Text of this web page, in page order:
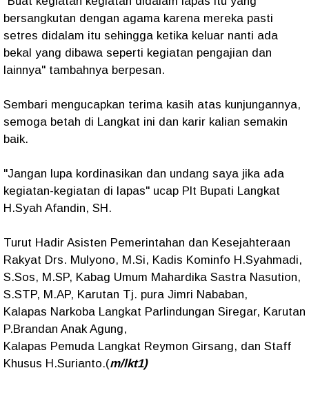
bersangkutan dengan agama karena mereka pasti
setres didalam itu sehingga ketika keluar nanti ada
bekal yang dibawa seperti kegiatan pengajian dan
lainnya" tambahnya berpesan.
Sembari mengucapkan terima kasih atas kunjungannya,
semoga betah di Langkat ini dan karir kalian semakin
baik.
"Jangan lupa kordinasikan dan undang saya jika ada
kegiatan-kegiatan di lapas" ucap Plt Bupati Langkat
H.Syah Afandin, SH.
Turut Hadir Asisten Pemerintahan dan Kesejahteraan
Rakyat Drs. Mulyono, M.Si, Kadis Kominfo H.Syahmadi,
S.Sos, M.SP, Kabag Umum Mahardika Sastra Nasution,
S.STP, M.AP, Karutan Tj. pura Jimri Nababan,
Kalapas Narkoba Langkat Parlindungan Siregar, Karutan
P.Brandan Anak Agung,
Kalapas Pemuda Langkat Reymon Girsang, dan Staff
Khusus H.Surianto.(m/lkt1)